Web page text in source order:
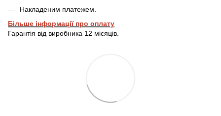
Накладеним платежем.
Більше інформації про оплату
Гарантія від виробника 12 місяців.